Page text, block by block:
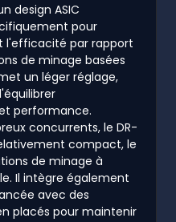
design ASIC
pour
l'efficacité par rapport
de minage basées
un léger réglage,
performance.
concurrents, le DR-
compact, le
de minage à
Il intègre également
avec des
placés pour maintenir